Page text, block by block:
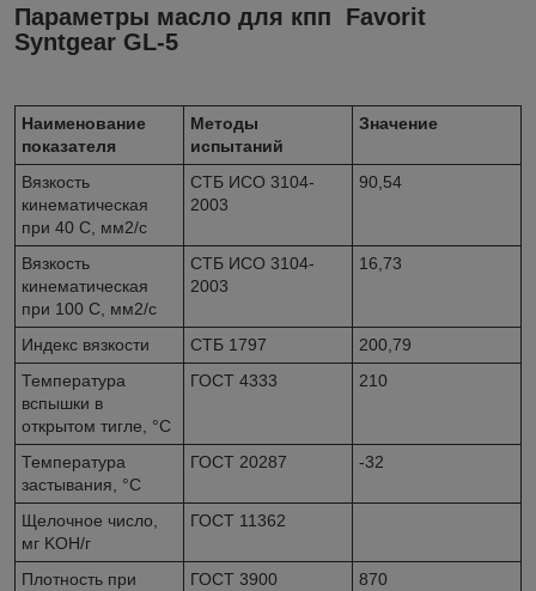
Параметры масло для кпп Favorit
Syntgear GL-5
Наименование
показателя
Методы
испытаний
Значение
Вязкость
кинематическая
при 40 С, мм2/с
СТБ ИСО 3104-
2003
90,54
Вязкость
кинематическая
при 100 С, мм2/с
СТБ ИСО 3104-
2003
16,73
Индекс вязкости СТБ 1797
200,79
Температура
вспышки в
открытом тигле, °C
ГОСТ 4333 210
Температура
застывания, °C
ГОСТ 20287 -32
Щелочное число,
мг KOH/г
ГОСТ 11362
Плотность при
ГОСТ 3900 870